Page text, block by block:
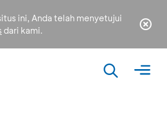
ini, Anda telah menyetujui
dari kami.